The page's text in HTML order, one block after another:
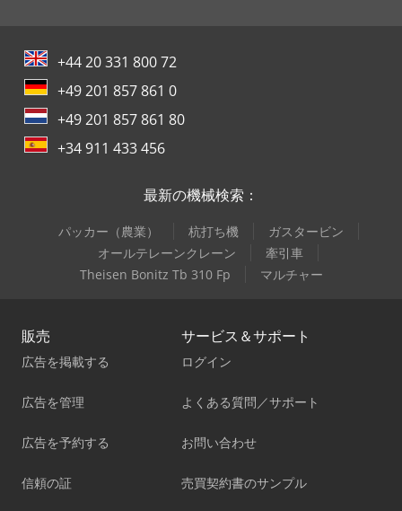
+44 20 331 800 72
+49 201 857 861 0
+49 201 857 861 80
+34 911 433 456
最新の機械検索：
パッカー（農業） 杭打ち機
ガスタービン
オールテレーンクレーン
牽引車
Theisen Bonitz Tb 310 Fp
マルチャー
販売
広告を掲載する
広告を管理
広告を予約する
信頼の証
サービス＆サポート
ログイン
よくある質問／サポート
お問い合わせ
売買契約書のサンプル